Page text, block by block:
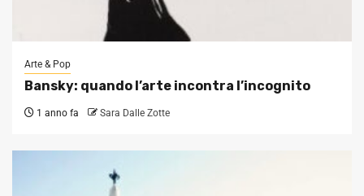
Arte & Pop
Bansky: quando l’arte incontra l’incognito
1 anno fa Sara Dalle Zotte